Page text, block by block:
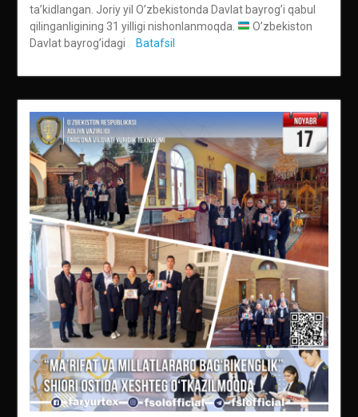
ta’kidlangan. Joriy yil O’zbekistonda Davlat bayrog’i qabul
qilinganligining 31 yilligi nishonlanmoqda.
O’zbekiston
Davlat bayrog’idagi
Batafsil